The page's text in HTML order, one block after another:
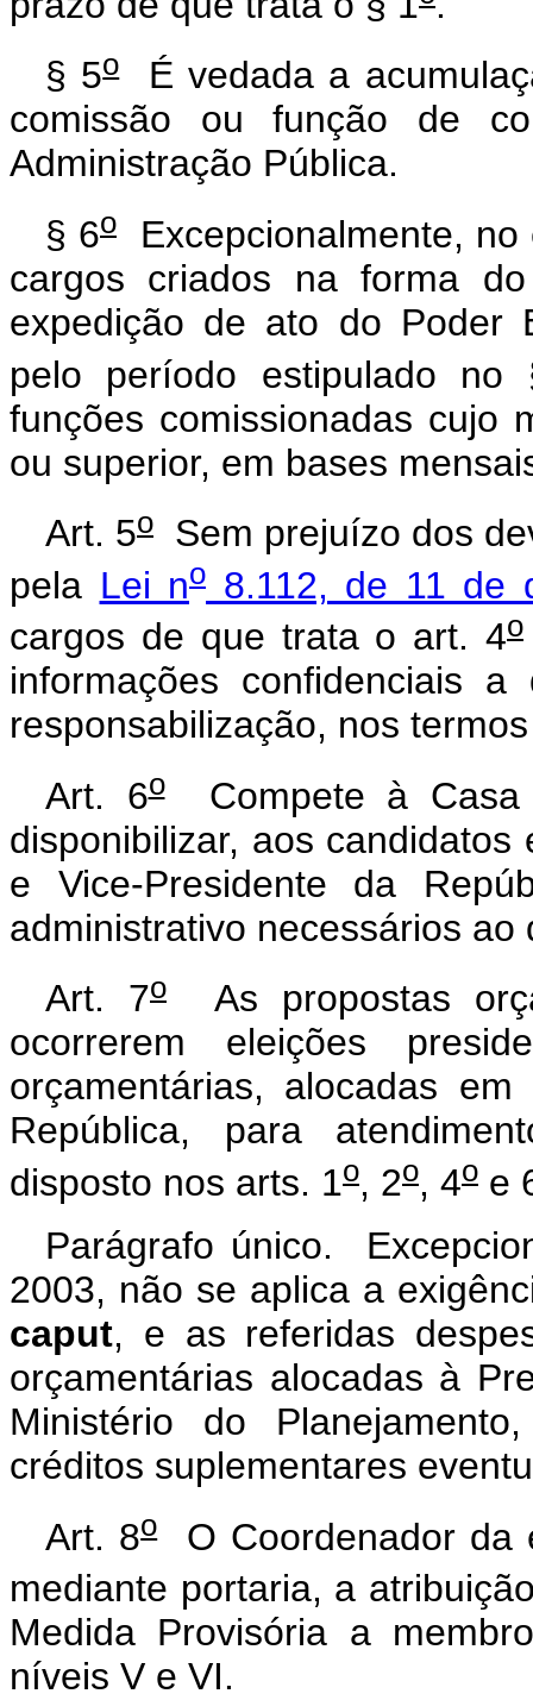
§ 5oÉ vedada a
comissão ou função de
Administração Pública.
§ 6o Excepcionalmente,
cargos criados na forma
expedição de ato do Poder
pelo período estipulado no
funções comissionadas cujo
ou superior, em bases
Art. 5o Sem prejuízo dos
pela Lei no 8.112, de 11 de
cargos de que trata o art. 4o
informações confidenciais
responsabilização, nos
Art. 6oCompete à Casa
disponibilizar, aos
e Vice-Presidente da
administrativo necessários
Art. 7o As propostas
ocorrerem eleições
orçamentárias, alocadas
República, para
disposto nos arts. 1o, 2o, 4o e
Parágrafo único.
2003, não se aplica a
caput, e as referidas
orçamentárias alocadas à
Ministério do
créditos suplementares
Art. 8oO Coordenador da
mediante portaria, a
Medida Provisória a
níveis V e VI.